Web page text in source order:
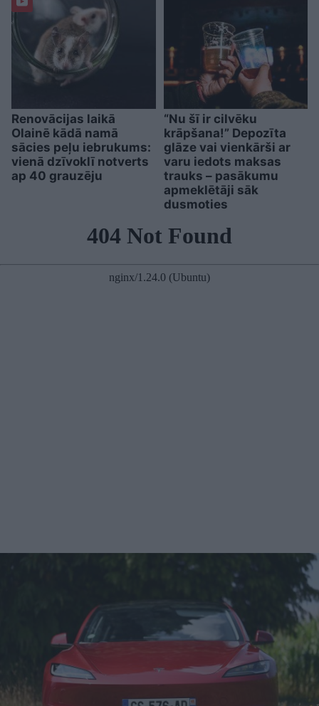
Renovācijas laikā
Olainē kādā namā
sācies peļu iebrukums:
vienā dzīvoklī notverts
ap 40 grauzēju
“Nu šī ir cilvēku
krāpšana!” Depozīta
glāze vai vienkārši ar
varu iedots maksas
trauks – pasākumu
apmeklētāji sāk
dusmoties